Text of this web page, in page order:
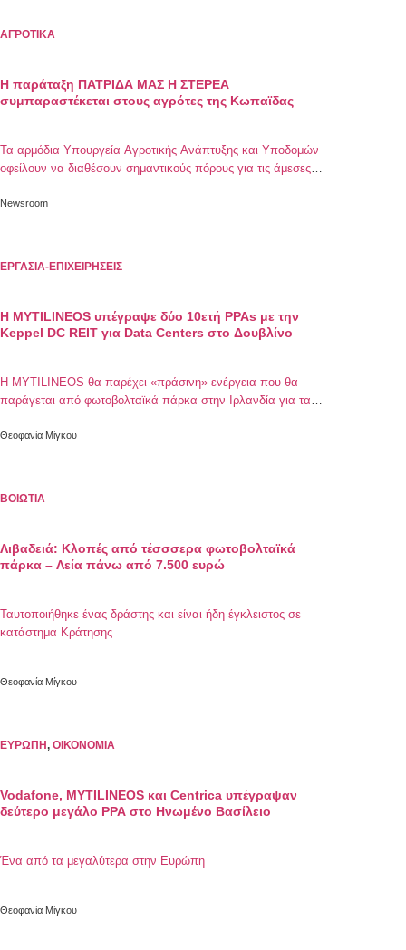
ΑΓΡΟΤΙΚΑ
Η παράταξη ΠΑΤΡΙΔΑ ΜΑΣ Η ΣΤΕΡΕΑ
συμπαραστέκεται στους αγρότες της Κωπαϊδας
Τα αρμόδια Υπουργεία Αγροτικής Ανάπτυξης και Υποδομών
οφείλουν να διαθέσουν σημαντικούς πόρους για τις άμεσες
Newsroom
ΕΡΓΑΣΙΑ-ΕΠΙΧΕΙΡΗΣΕΙΣ
Η MYTILINEOS υπέγραψε δύο 10ετή PPAs με την
Keppel DC REIT για Data Centers στο Δουβλίνο
Η MYTILINEOS θα παρέχει «πράσινη» ενέργεια που θα
παράγεται από φωτοβολταϊκά πάρκα στην Ιρλανδία για τα
τις εκπομπές διοξειδίου του άνθρακα κατά 6.250 τόνους CO2
Θεοφανία Μίγκου
ΒΟΙΩΤΙΑ
Λιβαδειά: Κλοπές από τέσσσερα φωτοβολταϊκά
πάρκα – Λεία πάνω από 7.500 ευρώ
Ταυτοποιήθηκε ένας δράστης και είναι ήδη έγκλειστος σε
κατάστημα Κράτησης
Θεοφανία Μίγκου
ΕΥΡΩΠΗ, ΟΙΚΟΝΟΜΙΑ
Vodafone, MYTILINEOS και Centrica υπέγραψαν
δεύτερο μεγάλο PPA στο Ηνωμένο Βασίλειο
Ένα από τα μεγαλύτερα στην Ευρώπη
Θεοφανία Μίγκου